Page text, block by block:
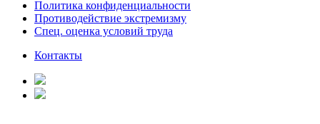
Политика конфиденциальности
Противодействие экстремизму
Спец. оценка условий труда
Контакты